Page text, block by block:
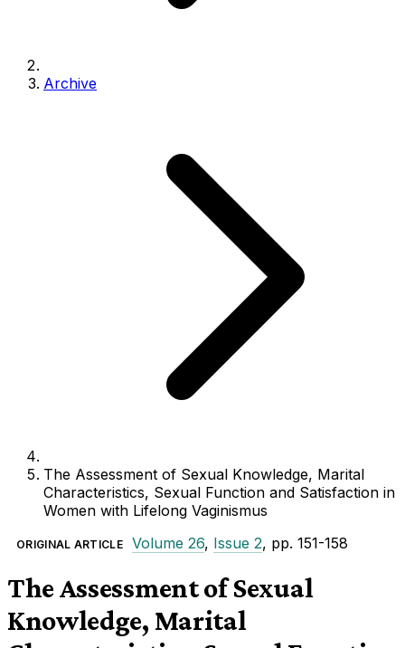
Archive
The Assessment of Sexual Knowledge, Marital
Characteristics, Sexual Function and Satisfaction in
Women with Lifelong Vaginismus
ORIGINAL ARTICLE Volume 26, Issue 2, pp. 151-158
The Assessment of Sexual
Knowledge, Marital